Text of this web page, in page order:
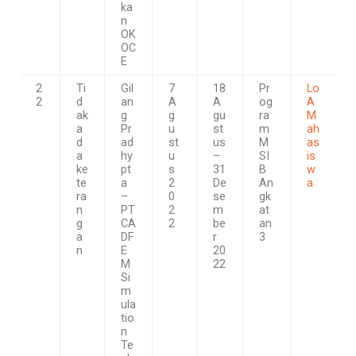
ka
n
OK
OC
E
2
2
Ti
d
ak
a
d
a
ke
te
ra
n
g
a
n
Gil
an
g
Pr
ad
hy
pt
a
–
PT
CA
DF
E
M
Si
m
ula
tio
n
Te
7
A
g
u
st
u
s
2
0
2
2
18
A
gu
st
us
–
31
De
se
m
be
r
20
22
Pr
og
ra
m
M
SI
B
An
gk
at
an
3
Lo
A
M
ah
as
is
w
a